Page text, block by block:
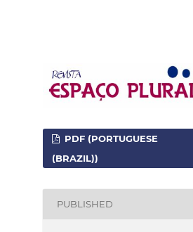
PDF (PORTUGUESE
(BRAZIL))
PUBLISHED